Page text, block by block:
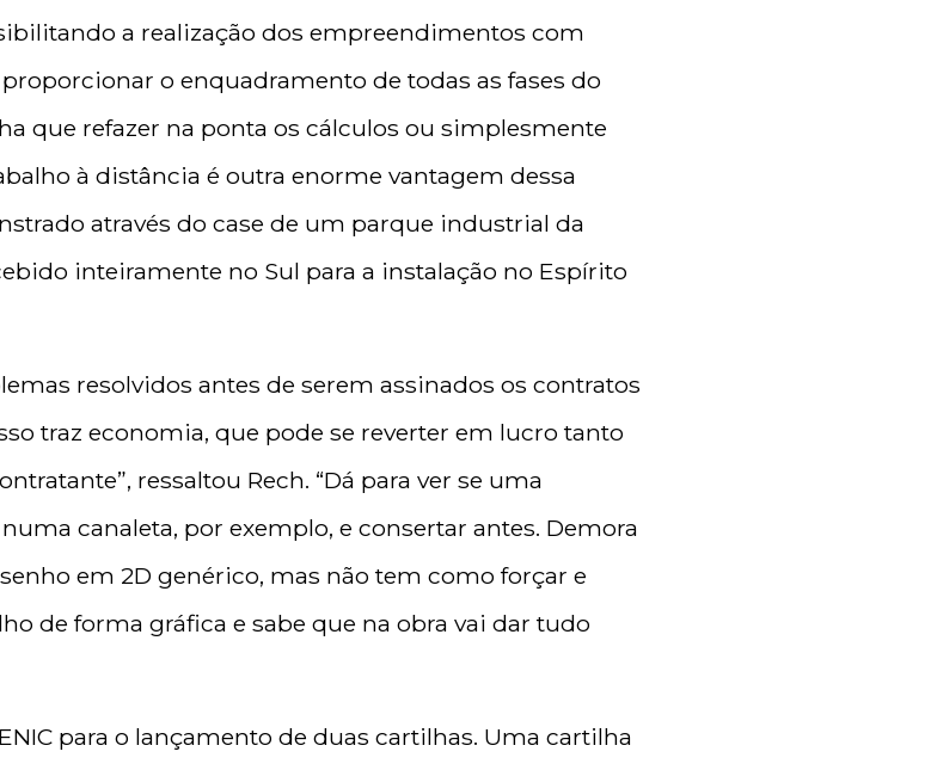
a realização dos empreendimentos com
o enquadramento de todas as fases do
que refazer na ponta os cálculos ou simplesmente
à distância é outra enorme vantagem dessa
através do case de um parque industrial da
inteiramente no Sul para a instalação no Espírito
resolvidos antes de serem assinados os contratos
traz economia, que pode se reverter em lucro tanto
ressaltou Rech. “Dá para ver se uma
canaleta, por exemplo, e consertar antes. Demora
em 2D genérico, mas não tem como forçar e
de forma gráfica e sabe que na obra vai dar tudo
para o lançamento de duas cartilhas. Uma cartilha